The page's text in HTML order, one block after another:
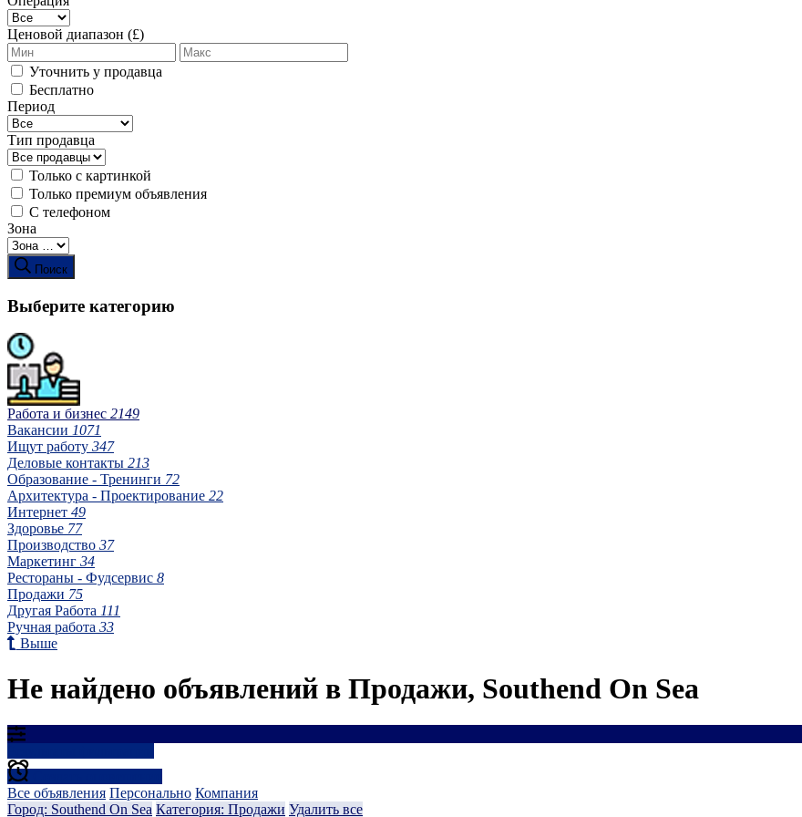
Ценовой диапазон (£)
Уточнить у продавца
Бесплатно
Период
Тип продавца
Только с картинкой
Только премиум объявления
С телефоном
Зона
Поиск
Выберите категорию
Работа и бизнес 2149
Вакансии 1071
Ищут работу 347
Деловые контакты 213
Образование - Тренинги 72
Архитектура - Проектирование 22
Интернет 49
Здоровье 77
Производство 37
Маркетинг 34
Рестораны - Фудсервис 8
Продажи 75
Другая Работа 111
Ручная работа 33
Выше
Не найдено объявлений в Продажи, Southend On Sea
Все объявления Персонально Компания
Город: Southend On Sea Категория: Продажи Удалить все